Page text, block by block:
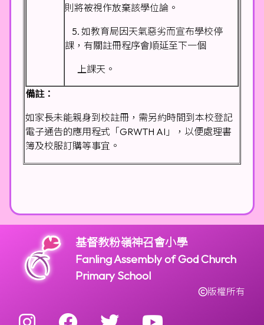
則將被視作放棄該學位論。
5. 如教育局因天氣惡劣而宣布學校停
課，有關註冊程序會順延至下一個
上課天。
備註：
如家長未能親身到校註冊，需另約時間到本校登記
電子通告的應用程式「GRWTH AI」，以便處理書
簿及校服訂購等事宜。
基督教粉嶺神召會小學
Fanling Assembly of God Church
Primary School
版權所有